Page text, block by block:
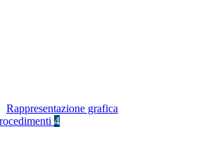
Rappresentazione grafica
4